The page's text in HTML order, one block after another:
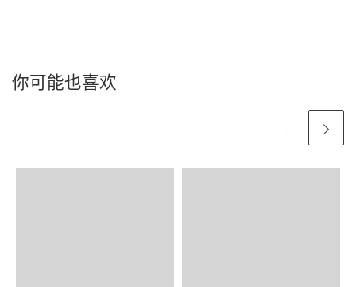
你可能也喜欢